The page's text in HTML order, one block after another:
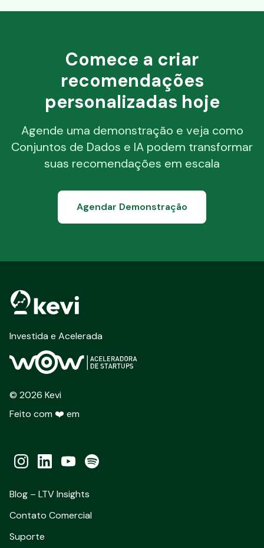
Comece a criar
recomendações
personalizadas hoje
Agende uma demonstração e veja como
Conjuntos de Dados e IA podem transformar
suas recomendações em escala
Agendar Demonstração
Investida e Acelerada
© 2026 Kevi
Feito com ❤️ em
Blog – LTV Insights
Contato Comercial
Suporte